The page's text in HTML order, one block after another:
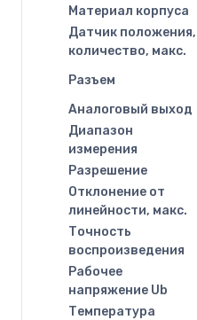
Материал корпуса
Датчик положения,
количество, макс.
Разъем
Аналоговый выход
Диапазон
измерения
Разрешение
Отклонение от
линейности, макс.
Точность
воспроизведения
Рабочее
напряжение Ub
Температура